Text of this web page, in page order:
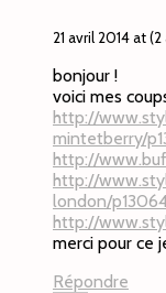
21 avril 2014 at
bonjour !
voici mes
http://
mintetberry/
http://
http://
london/
http://
merci pour ce
Répondre